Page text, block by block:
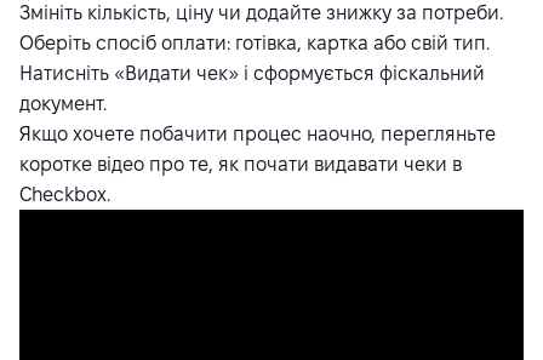
Змініть кількість, ціну чи додайте знижку за потреби.
Оберіть спосіб оплати: готівка, картка або свій тип.
Натисніть «Видати чек» і сформується фіскальний
документ.
Якщо хочете побачити процес наочно, перегляньте
коротке відео про те, як почати видавати чеки в
Checkbox.